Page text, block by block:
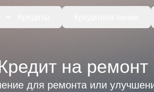
на ремонт
для ремонта или